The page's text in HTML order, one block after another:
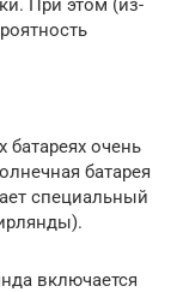
При этом (из-
очень
батарея
специальный
включается